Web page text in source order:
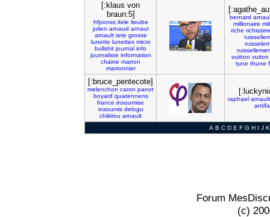
[:klaus von
braun:5]
hfponss itele iteube
julien arnaud arnaut
arnault tete grosse
lunette lunettes micro
bullshit journal info
journaliste information
chaine marron
marronnier
bernard
millionaire
riche
vuitton vuiton
tune thune
[:bruce_pentecote]
melenchon caron panot
boyard quatennens
france insoumise
insoumis delogu
chikirou arnault
raphael arnault
antifa
A B C D E F G H I J K
Forum
(c)